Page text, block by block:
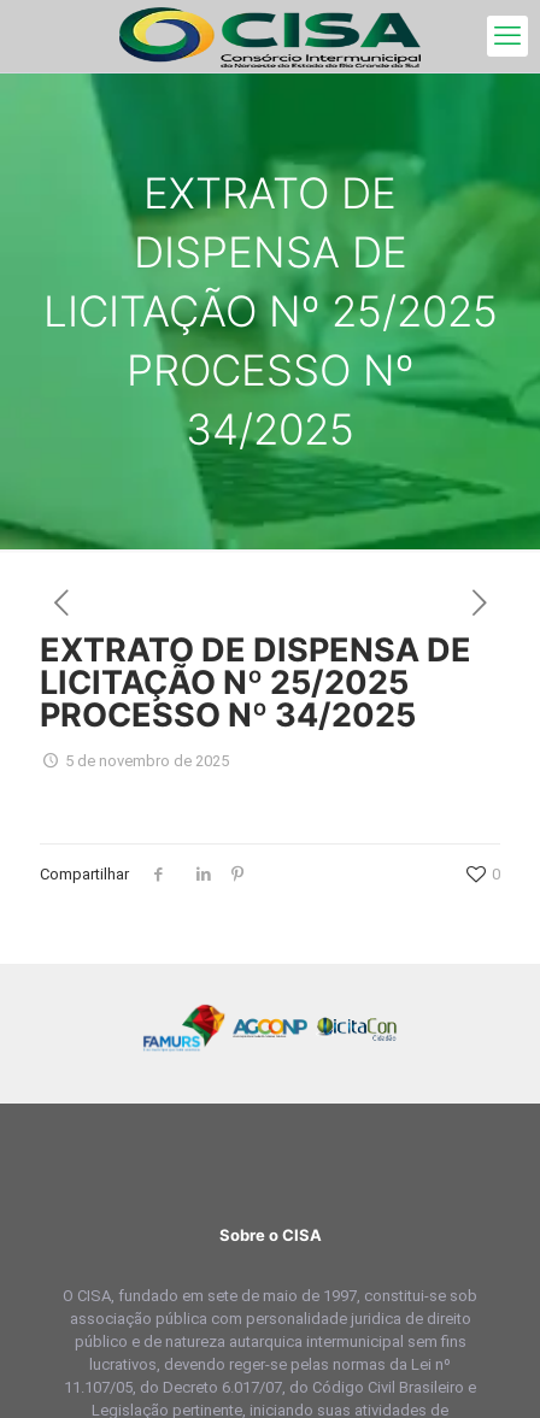
EXTRATO DE
DISPENSA DE
LICITAÇÃO Nº 25/2025
PROCESSO Nº
34/2025
EXTRATO DE DISPENSA DE
LICITAÇÃO Nº 25/2025
PROCESSO Nº 34/2025
5 de novembro de 2025
Compartilhar 0
Sobre o CISA
O CISA, fundado em sete de maio de 1997, constitui-se sob
associação pública com personalidade juridica de direito
público e de natureza autarquica intermunicipal sem fins
lucrativos, devendo reger-se pelas normas da Lei nº
11.107/05, do Decreto 6.017/07, do Código Civil Brasileiro e
Legislação pertinente, iniciando suas atividades de